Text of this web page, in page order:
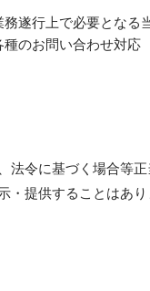
務遂行上で必要となる
種のお問い合わせ対応
法令に基づく場合等
・提供することはあり